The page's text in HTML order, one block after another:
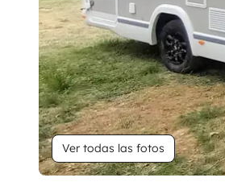
Ver todas las fotos